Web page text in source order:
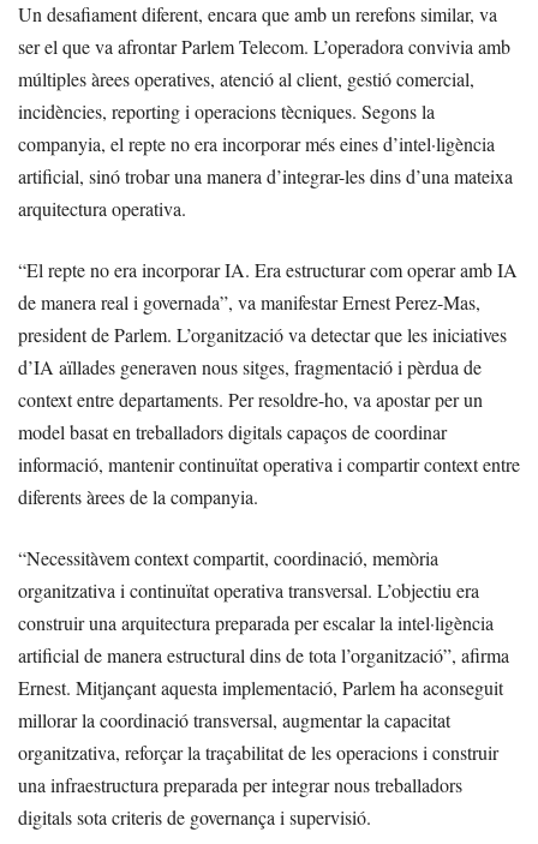
Un desafiament diferent, encara que amb un rerefons similar, va
ser el que va afrontar Parlem Telecom. L’operadora convivia amb
múltiples àrees operatives, atenció al client, gestió comercial,
incidències, reporting i operacions tècniques. Segons la
companyia, el repte no era incorporar més eines d’intel·ligència
artificial, sinó trobar una manera d’integrar-les dins d’una mateixa
arquitectura operativa.
“El repte no era incorporar IA. Era estructurar com operar amb IA
de manera real i governada”, va manifestar Ernest Perez-Mas,
president de Parlem. L’organització va detectar que les iniciatives
d’IA aïllades generaven nous sitges, fragmentació i pèrdua de
context entre departaments. Per resoldre-ho, va apostar per un
model basat en treballadors digitals capaços de coordinar
informació, mantenir continuïtat operativa i compartir context entre
diferents àrees de la companyia.
“Necessitàvem context compartit, coordinació, memòria
organitzativa i continuïtat operativa transversal. L’objectiu era
construir una arquitectura preparada per escalar la intel·ligència
artificial de manera estructural dins de tota l’organització”, afirma
Ernest. Mitjançant aquesta implementació, Parlem ha aconseguit
millorar la coordinació transversal, augmentar la capacitat
organitzativa, reforçar la traçabilitat de les operacions i construir
una infraestructura preparada per integrar nous treballadors
digitals sota criteris de governança i supervisió.